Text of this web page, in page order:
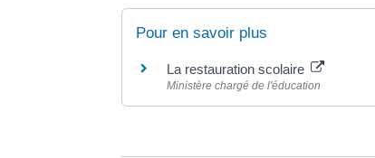
Pour en savoir plus
La restauration scolaire
Ministère chargé de l'éducation